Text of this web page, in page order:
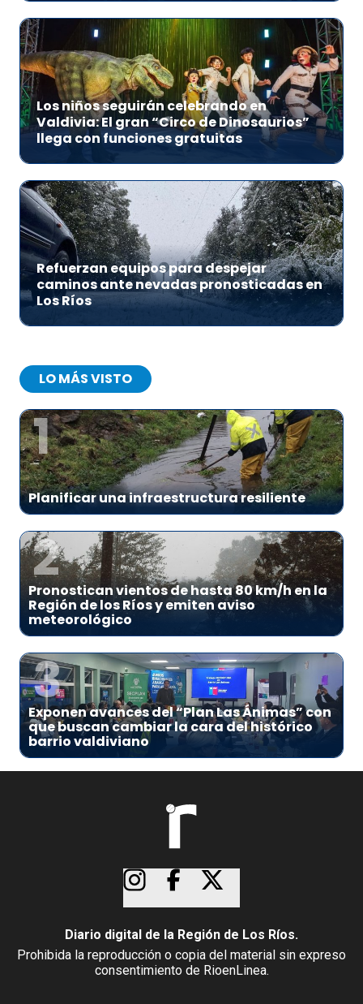
Los niños seguirán celebrando en
Valdivia: El gran “Circo de Dinosaurios”
llega con funciones gratuitas
Refuerzan equipos para despejar
caminos ante nevadas pronosticadas en
Los Ríos
LO MÁS VISTO
1
Planificar una infraestructura resiliente
2
Pronostican vientos de hasta 80 km/h en la
Región de los Ríos y emiten aviso
meteorológico
3
Exponen avances del “Plan Las Ánimas” con
que buscan cambiar la cara del histórico
barrio valdiviano
Diario digital de la Región de Los Ríos.
Prohibida la reproducción o copia del material sin expreso
consentimiento de RioenLinea.